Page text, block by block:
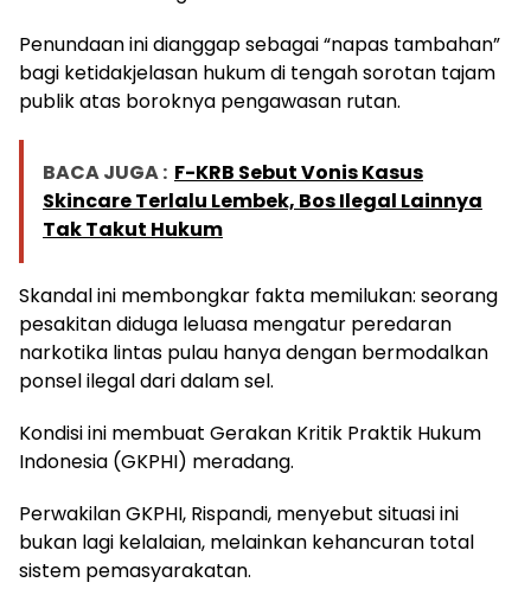
Penundaan ini dianggap sebagai “napas tambahan”
bagi ketidakjelasan hukum di tengah sorotan tajam
publik atas boroknya pengawasan rutan.
BACA JUGA : F-KRB Sebut Vonis Kasus
Skincare Terlalu Lembek, Bos Ilegal Lainnya
Tak Takut Hukum
Skandal ini membongkar fakta memilukan: seorang
pesakitan diduga leluasa mengatur peredaran
narkotika lintas pulau hanya dengan bermodalkan
ponsel ilegal dari dalam sel.
Kondisi ini membuat Gerakan Kritik Praktik Hukum
Indonesia (GKPHI) meradang.
Perwakilan GKPHI, Rispandi, menyebut situasi ini
bukan lagi kelalaian, melainkan kehancuran total
sistem pemasyarakatan.